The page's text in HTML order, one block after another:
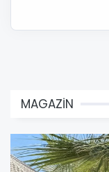
MAGAZİN